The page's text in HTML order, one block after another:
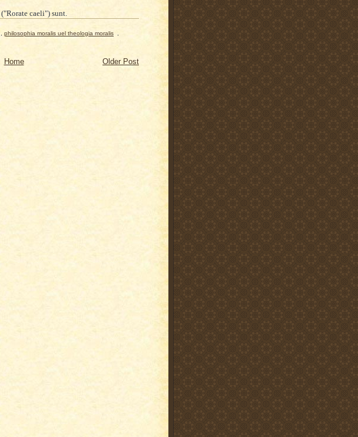
("Rorate caeli") sunt
philosophia moralis uel theologia moralis
Older Post
Home